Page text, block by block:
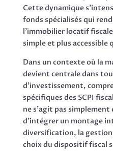
Cette dynamique
fonds spécialisés qui
l’immobilier locatif
simple et plus accessible
Dans un contexte où la
devient centrale dans
d’investissement,
spécifiques des SCPI
ne s’agit pas
d’intégrer un montage
diversification, la
choix du dispositif fiscal